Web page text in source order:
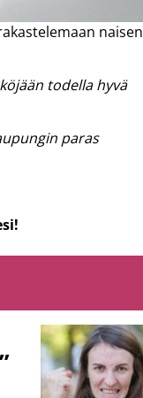
naisen
todella hyvä
paras